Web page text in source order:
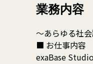
業務内容
～あらゆる社
■ お仕事内容
exaBase